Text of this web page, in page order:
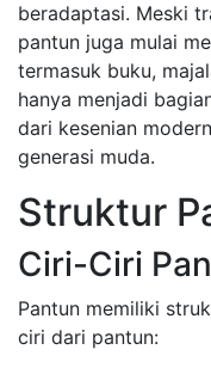
beradaptasi. Meski
pantun juga mulai
termasuk buku,
hanya menjadi
dari kesenian
generasi muda.
Struktur
Ciri-Ciri
Pantun memiliki
ciri dari pantun: